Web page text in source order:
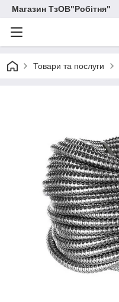
Магазин ТзОВ"Робітня"
Товари та послуги